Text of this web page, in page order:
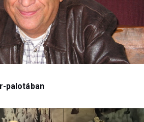
palotában